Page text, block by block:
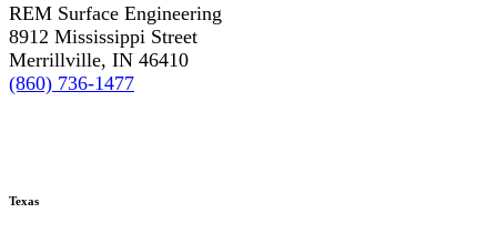
REM Surface Engineering
8912 Mississippi Street
Merrillville, IN 46410
(860) 736-1477
Texas